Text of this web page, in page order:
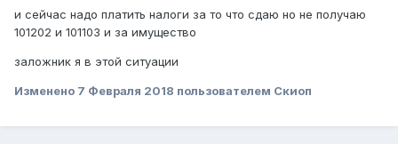
и сейчас надо платить налоги за то что сдаю но не получаю
101202 и 101103 и за имущество
заложник я в этой ситуации
Изменено 7 Февраля 2018 пользователем Скиоп